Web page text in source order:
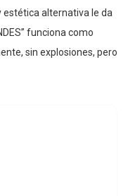
estética alternativa le da
funciona como
sin explosiones, pero